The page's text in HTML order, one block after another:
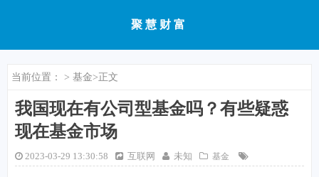
聚慧财富
当前位置： > 基金>正文
我国现在有公司型基金吗？有些疑惑
现在基金市场
2023-03-29 13:30:58 互联网 未知 基金